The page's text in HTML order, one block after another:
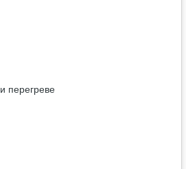
перегреве